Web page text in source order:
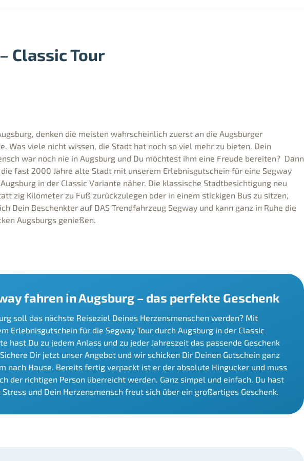
Classic Tour
denken die meisten wahrscheinlich zuerst an die Augsburger
Was viele nicht wissen, die Stadt hat noch so viel mehr zu bieten. Dein
war noch nie in Augsburg und Du möchtest ihm eine Freude bereiten? Dann
fast 2000 Jahre alte Stadt mit unserem Erlebnisgutschein für eine Segway
in der Classic Variante näher. Die klassische Stadtbesichtigung neu
zig Kilometer zu Fuß zurückzulegen oder in einem stickigen Bus zu sitzen,
Dein Beschenkter auf DAS Trendfahrzeug Segway und kann ganz in Ruhe die
Augsburgs genießen.
fahren in Augsburg – das perfekte Geschenk
soll das nächste Reiseziel Deines Herzensmenschen werden? Mit
Erlebnisgutschein für die Segway Tour durch Augsburg in der Classic
hast Du zu jedem Anlass und zu jeder Jahreszeit das passende Geschenk
Dir jetzt unser Angebot und wir schicken Dir Deinen Gutschein ganz
nach Hause. Bereits fertig verpackt ist er der absolute Hingucker und muss
der richtigen Person überreicht werden. Ganz simpel und einfach. Du hast
Stress und Dein Herzensmensch freut sich über ein großartiges Geschenk.